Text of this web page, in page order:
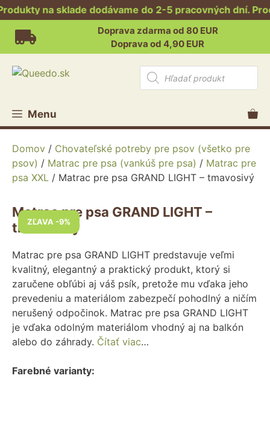
na sklade dodávame do 2-5 pracovných dní.
Preskočiť
obsah
Doprava zdarma od 80 EUR
Doprava od 4,90 EUR
Products
search
Menu
Domov / Chovateľské potreby pre psov (všetko pre
psov) / Matrac pre psa (vankúš pre psa) / Matrac pre
psa XXL / Matrac pre psa GRAND LIGHT – tmavosivý
ZĽAVA -9%
Matrac pre psa GRAND LIGHT –
tmavosivý
Matrac pre psa GRAND LIGHT predstavuje veľmi
kvalitný, elegantný a praktický produkt, ktorý si
zaručene obľúbi aj váš psík, pretože mu vďaka jeho
prevedeniu a materiálom zabezpečí pohodlný a ničím
nerušený odpočinok. Matrac pre psa GRAND LIGHT
je vďaka odolným materiálom vhodný aj na balkón
alebo do záhrady. Čítať viac…
Farebné varianty: